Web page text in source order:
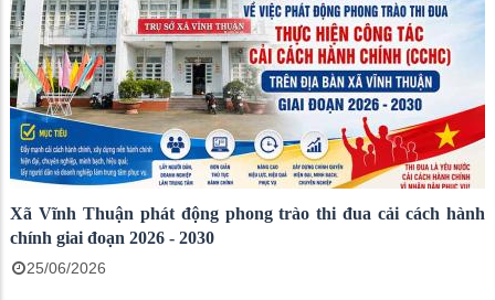
Xã Vĩnh Thuận phát động phong trào thi đua cải cách hành
chính giai đoạn 2026 - 2030
25/06/2026